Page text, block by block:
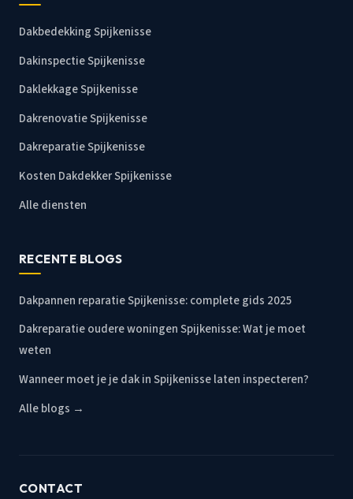
Dakbedekking Spijkenisse
Dakinspectie Spijkenisse
Daklekkage Spijkenisse
Dakrenovatie Spijkenisse
Dakreparatie Spijkenisse
Kosten Dakdekker Spijkenisse
Alle diensten
RECENTE BLOGS
Dakpannen reparatie Spijkenisse: complete gids 2025
Dakreparatie oudere woningen Spijkenisse: Wat je moet
weten
Wanneer moet je je dak in Spijkenisse laten inspecteren?
Alle blogs →
CONTACT